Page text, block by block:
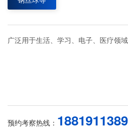
广泛用于生活、学习、电子、医疗领
预约考察热线：